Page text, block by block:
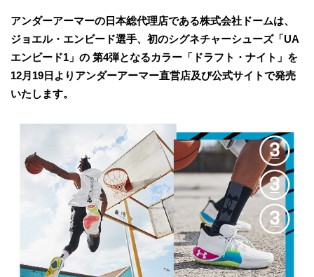
アンダーアーマーの日本総代理店である株式会社ドームは、 ​
ジョエル・エンビード選手、初のシグネチャーシューズ「UA
エンビード1」の ​第4弾となるカラー「ドラフト・ナイト」を
12月19日よりアンダーアーマー直営店及び公式サイトで発売
いたします。​ ​